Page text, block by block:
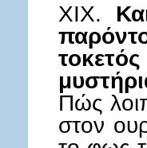
XIX.
Πώς
στον